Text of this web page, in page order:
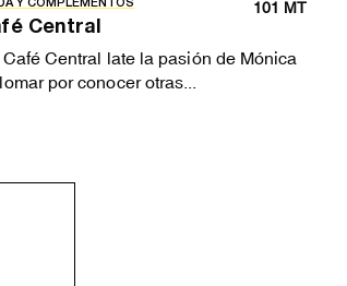
Y COMPLEMENTOS 101 MT
Central
Central late la pasión de Mónica
por conocer otras...